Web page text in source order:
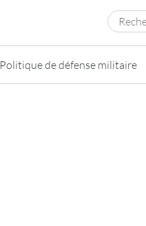
Politique de défense militaire